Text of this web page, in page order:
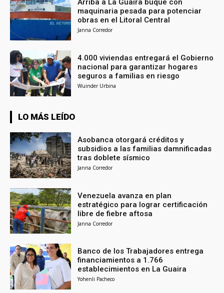
Arriba a La Guaira buque con
maquinaria pesada para potenciar
obras en el Litoral Central
Janna Corredor
4.000 viviendas entregará el Gobierno
nacional para garantizar hogares
seguros a familias en riesgo
Wuinder Urbina
LO MÁS LEÍDO
Asobanca otorgará créditos y
subsidios a las familias damnificadas
tras doblete sísmico
Janna Corredor
Venezuela avanza en plan
estratégico para lograr certificación
libre de fiebre aftosa
Janna Corredor
Banco de los Trabajadores entrega
financiamientos a 1.766
establecimientos en La Guaira
Yohenli Pacheco